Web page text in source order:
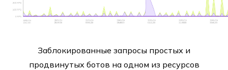
Заблокированные запросы простых и
продвинутых ботов на одном из ресурсов